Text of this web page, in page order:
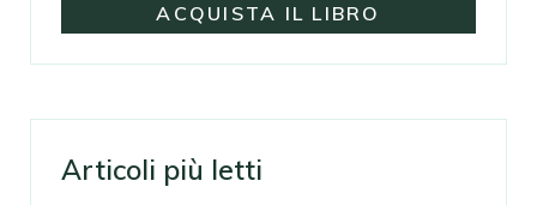
ACQUISTA IL LIBRO
Articoli più letti